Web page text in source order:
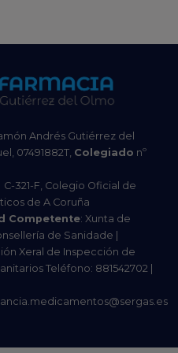
Andrés Gutiérrez del
07491882T, Colegiado nº
C-321-F, Colegio Oficial de
de A Coruña
Competente: Xunta de
de Sanidade |
Xeral de Inspección de
Teléfono: 881542702 |